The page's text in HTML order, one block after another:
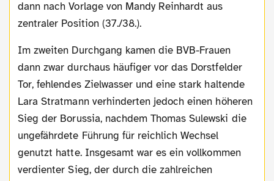
dann nach Vorlage von Mandy Reinhardt aus
zentraler Position (37./38.).
Im zweiten Durchgang kamen die BVB-Frauen
dann zwar durchaus häufiger vor das Dorstfelder
Tor, fehlendes Zielwasser und eine stark haltende
Lara Stratmann verhinderten jedoch einen höheren
Sieg der Borussia, nachdem Thomas Sulewski die
ungefährdete Führung für reichlich Wechsel
genutzt hatte. Insgesamt war es ein vollkommen
verdienter Sieg, der durch die zahlreichen